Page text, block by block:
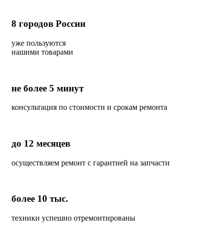
8 городов России
уже пользуются
нашими товарами
не более 5 минут
консультация по стоимости и срокам ремонта
до 12 месяцев
осуществляем ремонт с гарантией на запчасти
более 10 тыс.
техники успешно отремонтированы